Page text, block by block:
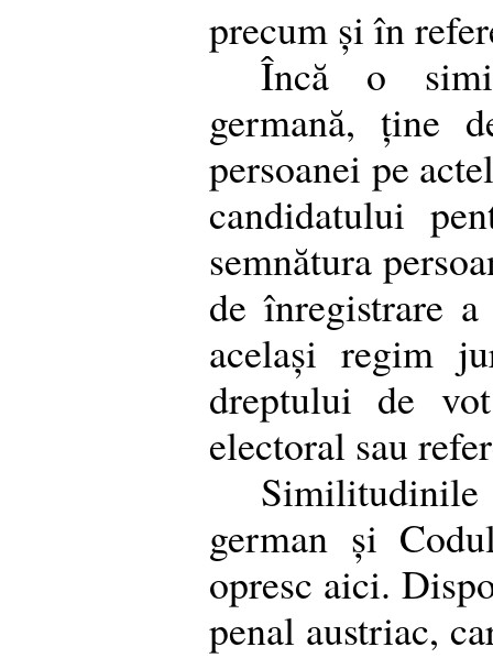
precum și în
Încă o
germană, ține
persoanei pe
candidatului
semnătura
de înregistrare
același regim
dreptului de
electoral sau
german și
opresc aici.
penal austriac,